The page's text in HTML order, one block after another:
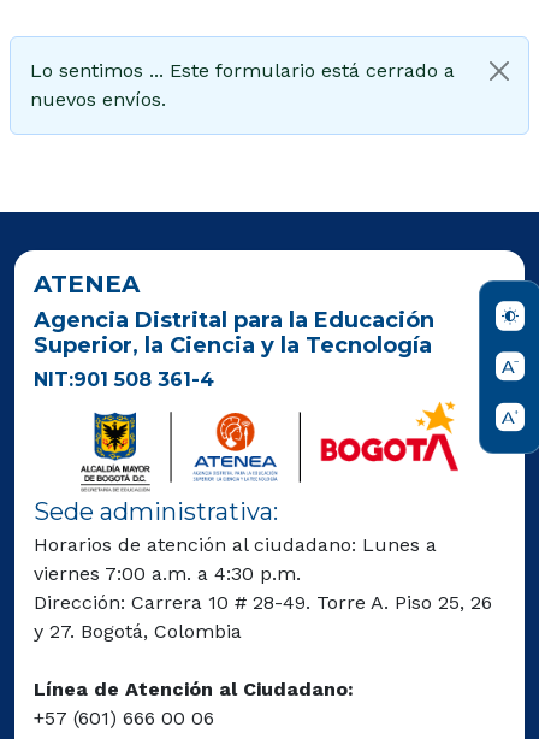
Mensaje de estado
Lo sentimos ... Este formulario está cerrado a
nuevos envíos.
ATENEA
Agencia Distrital para la Educación
Superior, la Ciencia y la Tecnología
NIT:901 508 361-4
Sede administrativa:
Horarios de atención al ciudadano: Lunes a
viernes 7:00 a.m. a 4:30 p.m.
Dirección: Carrera 10 # 28-49. Torre A. Piso 25, 26
y 27. Bogotá, Colombia
Línea de Atención al Ciudadano:
+57 (601) 666 00 06